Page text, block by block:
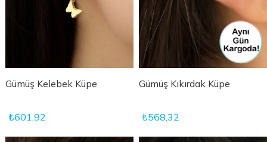
Gümüş Kelebek Küpe
₺601,92
Gümüş Kıkırdak Küpe
₺568,32